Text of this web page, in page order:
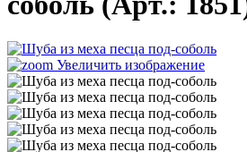
Увеличить изображение